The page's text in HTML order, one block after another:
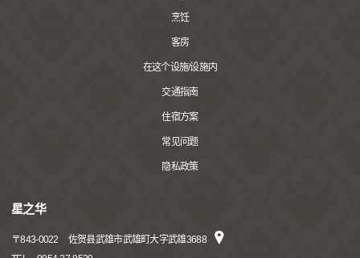
烹饪
客房
在这个设施/设施内
交通指南
住宿方案
常见问题
隐私政策
星之华
〒843-0022
佐贺县武雄市武雄町大字武雄3688